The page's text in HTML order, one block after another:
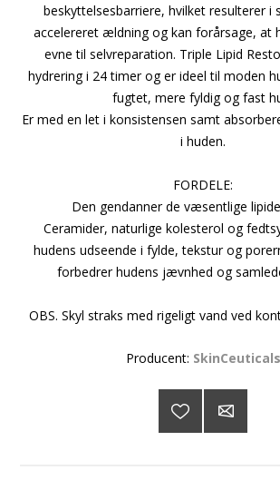
beskyttelsesbarriere, hvilket resulterer i
accelereret ældning og kan forårsage, at
evne til selvreparation. Triple Lipid
hydrering i 24 timer og er ideel til moden
fugtet, mere fyldig og fast
Er med en let i konsistensen samt
i huden.
FORDELE:
Den gendanner de væsentlige
Ceramider, naturlige kolesterol og
hudens udseende i fylde, tekstur og
forbedrer hudens jævnhed og
OBS. Skyl straks med rigeligt vand ved
Producent: SkinCeuticals